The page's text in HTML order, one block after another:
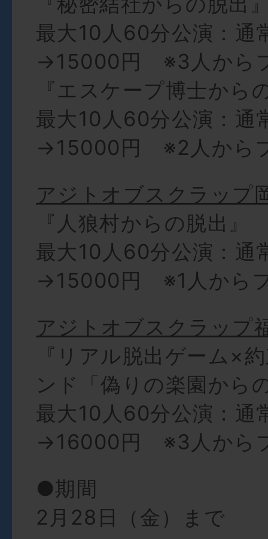
最大10人60分公演：通
→15000円 ※3人から
『エスケープ博士から
最大10人60分公演：通
→15000円 ※2人から
アジトオブスクラップ
『人狼村からの脱出』
最大10人60分公演：通
→15000円 ※1人から
アジトオブスクラップ
『リアル脱出ゲーム×
ンド「偽りの楽園から
最大10人60分公演：通
→16000円 ※3人から
●期間
2月28日（金）まで